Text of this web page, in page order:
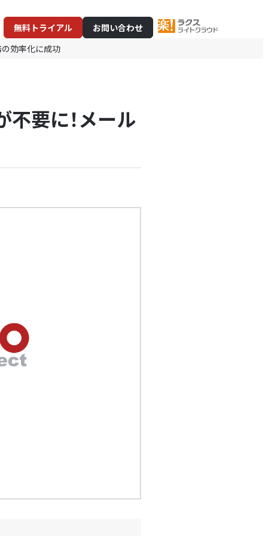
無料トライアル
お問い合わせ
効率化に成功
要に！メール